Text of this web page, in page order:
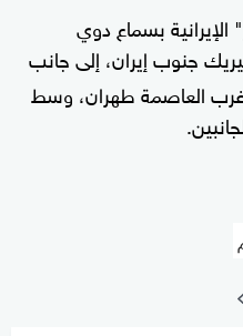
بسماع دوي
جنوب إيران، إلى جانب
العاصمة طهران، وسط